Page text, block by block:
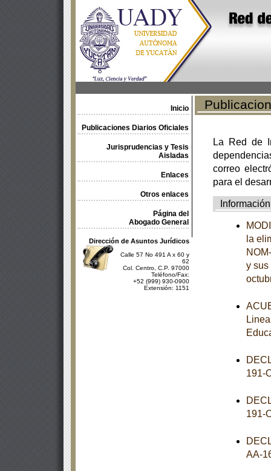
Inicio
Publicaciones Diarios Oficiales
Jurisprudencias y Tesis
Aisladas
Enlaces
Otros enlaces
Página del
Abogado General
Dirección de Asuntos Jurídicos
Calle 57 No 491 A x 60 y
62
Col. Centro, C.P. 97000
Teléfono/Fax:
+52 (999) 930-0900
Extensión: 1151
La Red de
correo
para el
Información
la
y sus
191-
191-
AA-